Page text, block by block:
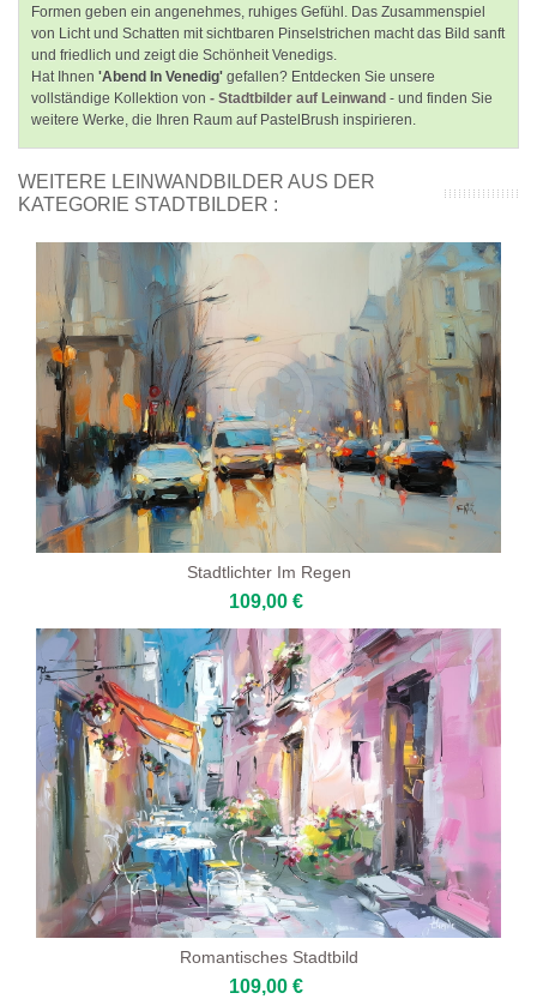
Formen geben ein angenehmes, ruhiges Gefühl. Das Zusammenspiel
von Licht und Schatten mit sichtbaren Pinselstrichen macht das Bild sanft
und friedlich und zeigt die Schönheit Venedigs.
Hat Ihnen 'Abend In Venedig' gefallen? Entdecken Sie unsere
vollständige Kollektion von - Stadtbilder auf Leinwand - und finden Sie
weitere Werke, die Ihren Raum auf PastelBrush inspirieren.
WEITERE LEINWANDBILDER AUS DER
KATEGORIE STADTBILDER :
Stadtlichter Im Regen
109,00 €
Romantisches Stadtbild
109,00 €